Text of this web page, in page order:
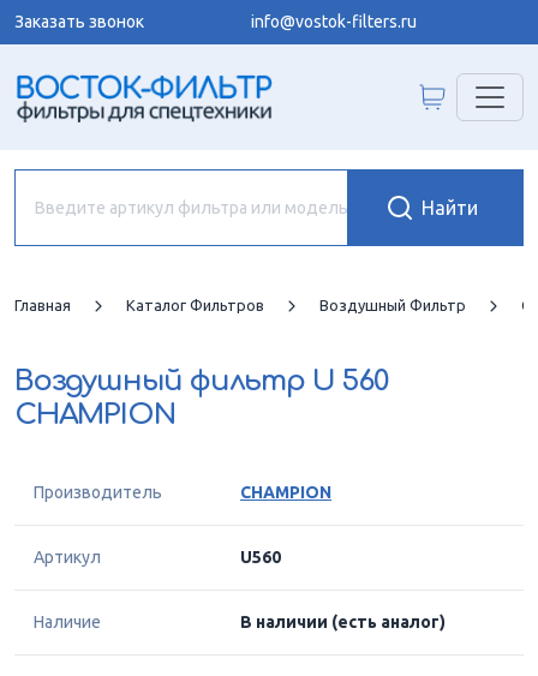
Заказать звонок info@vostok-filters.ru
Главная Каталог Фильтров Воздушный Фильтр
Воздушный фильтр U 560
CHAMPION
Производитель CHAMPION
Артикул U560
Наличие В наличии (есть аналог)